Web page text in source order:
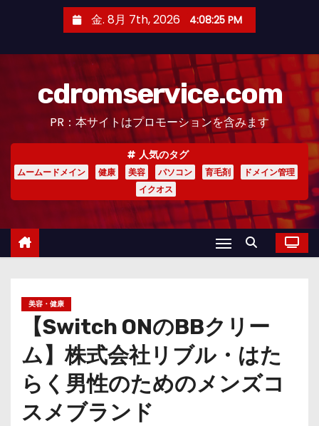
金. 8月 7th, 2026 4:08:26 PM
cdromservice.com
PR：本サイトはプロモーションを含みます
人気のタグ
ムームードメイン 健康 美容 パソコン 育毛剤
ドメイン管理
イクオス
美容・健康
【Switch ONのBBクリー
ム】株式会社リブル・はた
らく男性のためのメンズコ
スメブランド